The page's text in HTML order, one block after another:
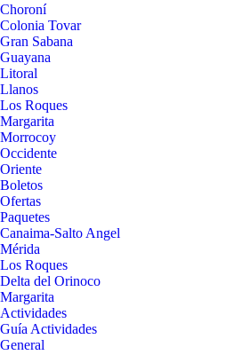
Choroní
Colonia Tovar
Gran Sabana
Guayana
Litoral
Llanos
Los Roques
Margarita
Morrocoy
Occidente
Oriente
Boletos
Ofertas
Paquetes
Canaima-Salto Angel
Mérida
Los Roques
Delta del Orinoco
Margarita
Actividades
Guía Actividades
General